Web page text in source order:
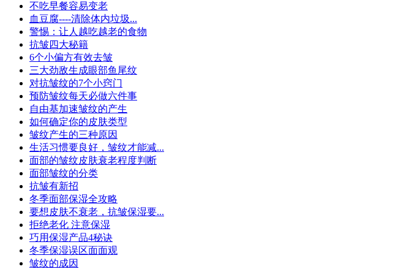
不吃早餐容易变老
血豆腐----清除体内垃圾...
警惕：让人越吃越老的食物
抗皱四大秘籍
6个小偏方有效去皱
三大劲敌生成眼部鱼尾纹
对抗皱纹的7个小窍门
预防皱纹每天必做六件事
自由基加速皱纹的产生
如何确定你的皮肤类型
皱纹产生的三种原因
生活习惯要良好，皱纹才能减...
面部的皱纹皮肤衰老程度判断
面部皱纹的分类
抗皱有新招
冬季面部保湿全攻略
要想皮肤不衰老，抗皱保湿要...
拒绝老化 注意保湿
巧用保湿产品4秘诀
冬季保湿误区面面观
皱纹的成因